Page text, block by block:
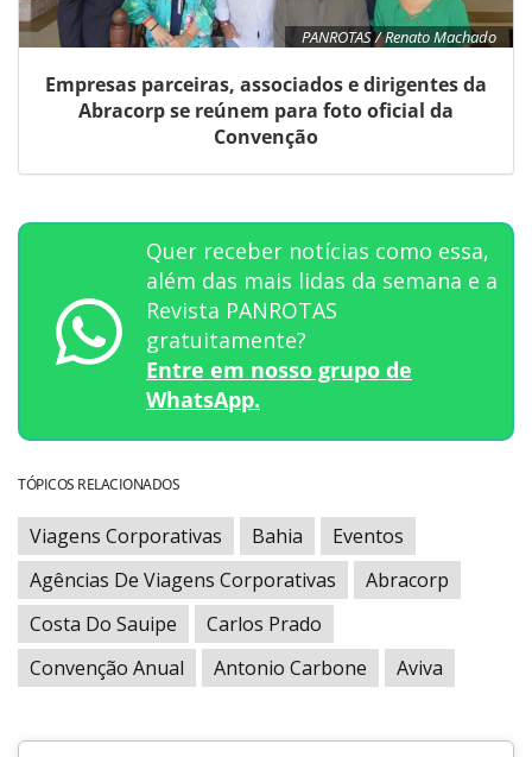
PANROTAS / Renato Machado
Empresas parceiras, associados e dirigentes da
Abracorp se reúnem para foto oficial da
Convenção
Quer receber notícias como essa,
além das mais lidas da semana e a
Revista PANROTAS
gratuitamente?
Entre em nosso grupo de
WhatsApp.
TÓPICOS RELACIONADOS
Viagens Corporativas Bahia
Eventos
Agências De Viagens Corporativas
Abracorp
Costa Do Sauipe
Carlos Prado
Convenção Anual
Antonio Carbone Aviva